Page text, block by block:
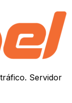
Servidor